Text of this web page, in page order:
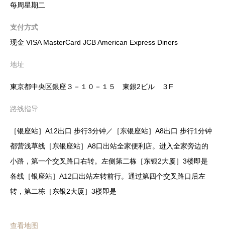
每周星期二
支付方式
现金 VISA MasterCard JCB American Express Diners
地址
東京都中央区銀座３－１０－１５ 東銀2ビル ３F
路线指导
［银座站］A12出口 步行3分钟／［东银座站］A8出口 步行1分钟
都营浅草线［东银座站］A8口出站全家便利店。进入全家旁边的
小路，第一个交叉路口右转。左侧第二栋［东银2大厦］3楼即是
各线［银座站］A12口出站左转前行。通过第四个交叉路口后左
转，第二栋［东银2大厦］3楼即是
查看地图